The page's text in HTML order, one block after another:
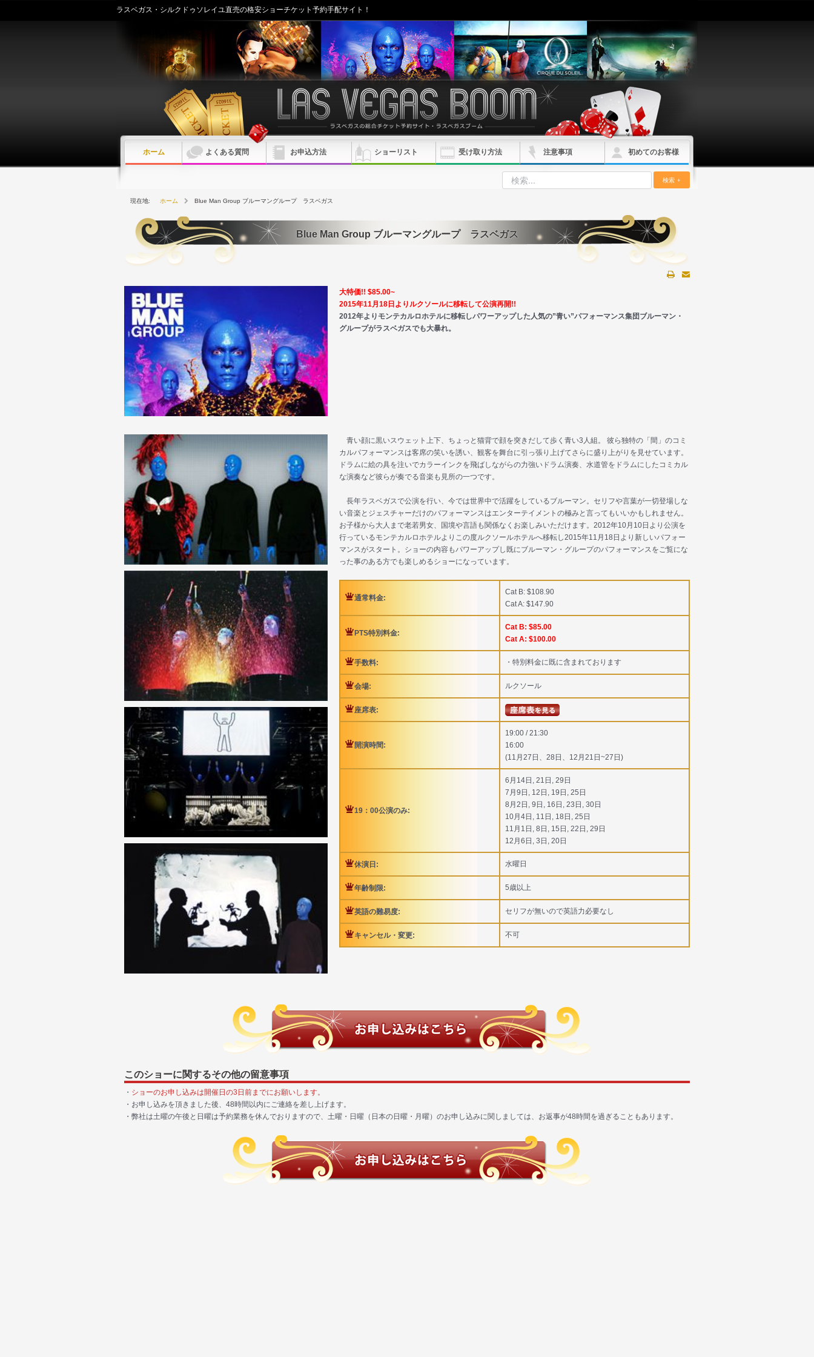
ラスベガス・シルクドゥソレイユ直売の格安ショーチケット予約手配サイト！
ホーム よくある質問 お申込方法 ショーリスト 受け取り方法 注意事項 初めてのお客様
検索
ホーム Blue Man Group ブルーマングループ ラスベガス
Blue Man Group ブルーマングループ ラスベガス
大特価!! $85.00~
2015年11月18日よりルクソールに移転して公演再開!!
2012年よりモンテカルロホテルに移転しパワーアップした人気の”青い”パフォーマンス集団ブルーマン・
グループがラスベガスでも大暴れ。
青い顔に黒いスウェット上下、ちょっと猫背で顔を突きだして歩く青い3人組。 彼ら独特の「間」のコミ
カルパフォーマンスは客席の笑いを誘い、観客を舞台に引っ張り上げてさらに盛り上がりを見せています。
ドラムに絵の具を注いでカラーインクを飛ばしながらの力強いドラム演奏、水道管をドラムにしたコミカル
な演奏など彼らが奏でる音楽も見所の一つです。
長年ラスベガスで公演を行い、今では世界中で活躍をしているブルーマン。セリフや言葉が一切登場しな
い音楽とジェスチャーだけのパフォーマンスはエンターテイメントの極みと言ってもいいかもしれません。
お子様から大人まで老若男女、国境や言語も関係なくお楽しみいただけます。2012年10月10日より公演を
行っているモンテカルロホテルよりこの度ルクソールホテルへ移転し2015年11月18日より新しいパフォー
マンスがスタート。ショーの内容もパワーアップし既にブルーマン・グループのパフォーマンスをご覧にな
った事のある方でも楽しめるショーになっています。
通常料金:
Cat B: $108.90
Cat A: $147.90
PTS特別料金:
Cat B: $85.00
Cat A: $100.00
手数料: ・特別料金に既に含まれております
会場: ルクソール
座席表:
開演時間:
19:00 / 21:30
16:00
(11月27日、28日、12月21日~27日)
19：00公演のみ:
6月14日, 21日, 29日
7月9日, 12日, 19日, 25日
8月2日, 9日, 16日, 23日, 30日
10月4日, 11日, 18日, 25日
11月1日, 8日, 15日, 22日, 29日
12月6日, 3日, 20日
休演日: 水曜日
年齢制限: 5歳以上
英語の難易度: セリフが無いので英語力必要なし
キャンセル・変更: 不可
このショーに関するその他の留意事項
・ ショーのお申し込みは開催日の3日前までにお願いします。
・お申し込みを頂きました後、48時間以内にご連絡を差し上げます。
・弊社は土曜の午後と日曜は予約業務を休んでおりますので、土曜・日曜（日本の日曜・月曜）のお申し込みに関しましては、お返事が48時間を過ぎることもあります。